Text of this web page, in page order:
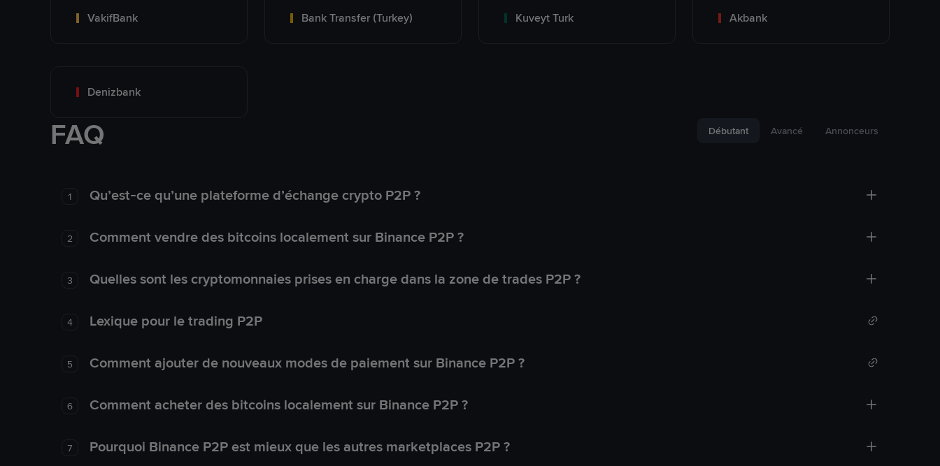
VakifBank Bank Transfer (Turkey) Kuveyt Turk Akbank
Denizbank
FAQ Débutant Avancé Annonceurs
1 Qu’est-ce qu’une plateforme d’échange crypto P2P ?
2 Comment vendre des bitcoins localement sur Binance P2P ?
3 Quelles sont les cryptomonnaies prises en charge dans la zone de trades P2P ?
4 Lexique pour le trading P2P
5 Comment ajouter de nouveaux modes de paiement sur Binance P2P ?
6 Comment acheter des bitcoins localement sur Binance P2P ?
7 Pourquoi Binance P2P est mieux que les autres marketplaces P2P ?